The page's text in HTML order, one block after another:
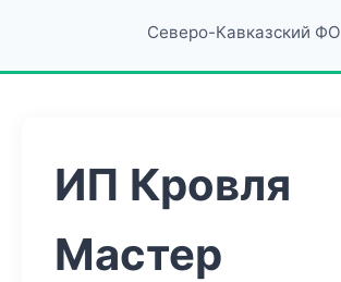
Северо-Кавказский ФО
ИП Кровля
Мастер